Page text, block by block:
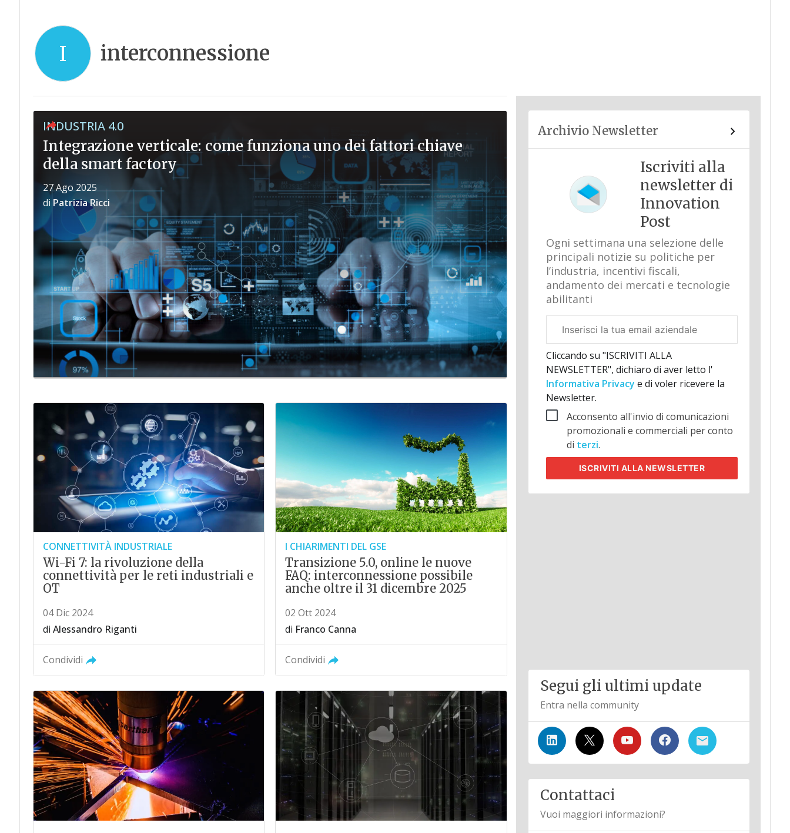
I interconnessione
INDUSTRIA 4.0
Integrazione verticale: come funziona uno dei fattori chiave
della smart factory
27 Ago 2025
di Patrizia Ricci
CONNETTIVITÀ INDUSTRIALE
Wi-Fi 7: la rivoluzione della
connettività per le reti industriali e
OT
04 Dic 2024
di Alessandro Riganti
Condividi
I CHIARIMENTI DEL GSE
Transizione 5.0, online le nuove
FAQ: interconnessione possibile
anche oltre il 31 dicembre 2025
02 Ott 2024
di Franco Canna
Condividi
Archivio Newsletter
Iscriviti alla
newsletter di
Innovation
Post
Ogni settimana una selezione delle
principali notizie su politiche per
l’industria, incentivi fiscali,
andamento dei mercati e tecnologie
abilitanti
aziendale
Cliccando su "ISCRIVITI ALLA
NEWSLETTER", dichiaro di aver letto l'
Informativa Privacy e di voler ricevere la
Newsletter.
Acconsento all'invio di comunicazioni
promozionali e commerciali per conto
di terzi.
ISCRIVITI ALLA NEWSLETTER
Segui gli ultimi update
Entra nella community
Contattaci
Vuoi maggiori informazioni?